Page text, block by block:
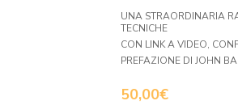
50,00€
UNA STRAORDINARIA
TECNICHE
CON LINK A VIDEO,
PREFAZIONE DI JOHN